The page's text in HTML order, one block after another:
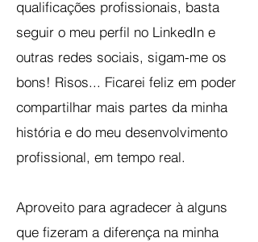
qualificações profissionais, basta
seguir o meu perfil no LinkedIn e
outras redes sociais, sigam-me os
bons! Risos... Ficarei feliz em poder
compartilhar mais partes da minha
história e do meu desenvolvimento
profissional, em tempo real.
Aproveito para agradecer à alguns
que fizeram a diferença na minha